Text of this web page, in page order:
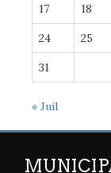
17 18
24 25
31
« Juil